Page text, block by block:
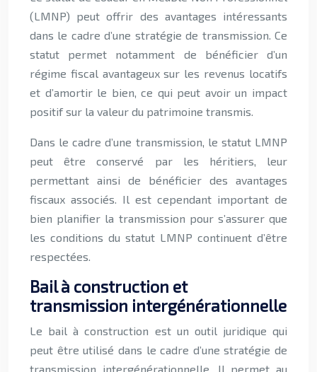
(LMNP) peut offrir des avantages intéressants
dans le cadre d’une stratégie de transmission. Ce
statut permet notamment de bénéficier d’un
régime fiscal avantageux sur les revenus locatifs
et d’amortir le bien, ce qui peut avoir un impact
positif sur la valeur du patrimoine transmis.
Dans le cadre d’une transmission, le statut LMNP
peut être conservé par les héritiers, leur
permettant ainsi de bénéficier des avantages
fiscaux associés. Il est cependant important de
bien planifier la transmission pour s’assurer que
les conditions du statut LMNP continuent d’être
respectées.
Bail à construction et
transmission intergénérationnelle
Le bail à construction est un outil juridique qui
peut être utilisé dans le cadre d’une stratégie de
transmission intergénérationnelle. Il permet au